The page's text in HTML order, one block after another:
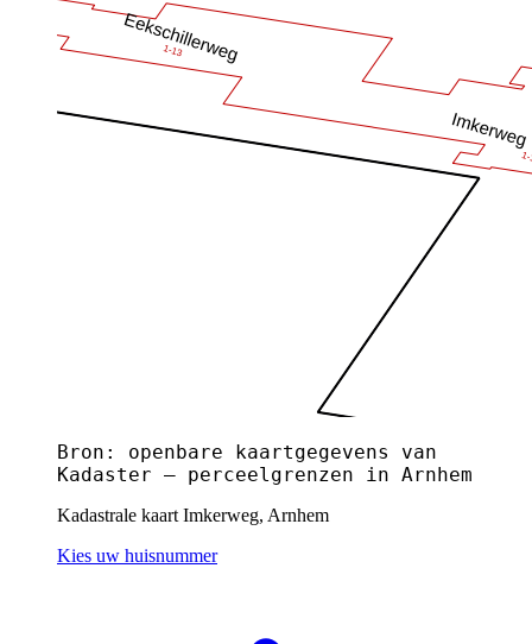
Bron: openbare kaartgegevens van
Kadaster — perceelgrenzen in Arnhem
Kadastrale kaart Imkerweg, Arnhem
Kies uw huisnummer